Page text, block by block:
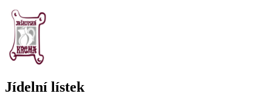
Jídelní lístek